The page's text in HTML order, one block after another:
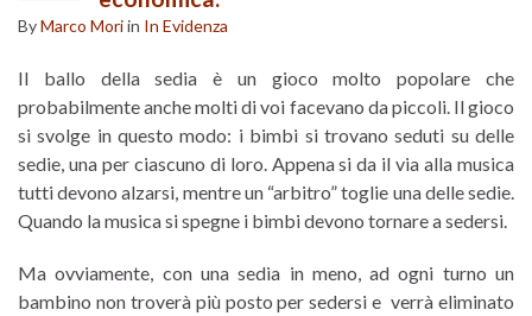
ByMarco Moriin In Evidenza
Il ballo della sedia è un gioco molto popolare che
probabilmente anche molti di voi facevano da piccoli. Il gioco
si svolge in questo modo: i bimbi si trovano seduti su delle
sedie, una per ciascuno di loro. Appena si da il via alla musica
tutti devono alzarsi, mentre un “arbitro” toglie una delle sedie.
Quando la musica si spegne i bimbi devono tornare a sedersi.
Ma ovviamente, con una sedia in meno, ad ogni turno un
bambino non troverà più posto per sedersi e verrà eliminato